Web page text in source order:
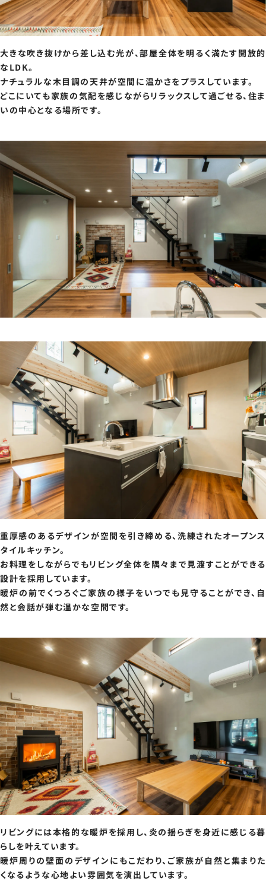
大きな吹き抜けから差し込む光が、部屋全体を明るく満たす開放的
なLDK。
ナチュラルな木目調の天井が空間に温かさをプラスしています。
どこにいても家族の気配を感じながらリラックスして過ごせる、住ま
いの中心となる場所です。
重厚感のあるデザインが空間を引き締める、洗練されたオープンス
タイルキッチン。
お料理をしながらでもリビング全体を隅々まで見渡すことができる
設計を採用しています。
暖炉の前でくつろぐご家族の様子をいつでも見守ることができ、自
然と会話が弾む温かな空間です。
リビングには本格的な暖炉を採用し、炎の揺らぎを身近に感じる暮
らしを叶えています。
暖炉周りの壁面のデザインにもこだわり、ご家族が自然と集まりた
くなるような心地よい雰囲気を演出しています。